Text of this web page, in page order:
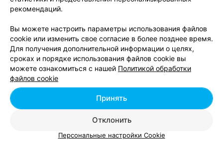
ДОМ КРАСОТЫ И ЗДОРОВЬЯ
Romanovsky house
Брест, ул. Васнецова, 62 до 20:00
рекомендаций.
Вы можете настроить параметры использования файлов
cookie или изменить свое согласие в более позднее время.
Для получения дополнительной информации о целях,
сроках и порядке использования файлов cookie вы
можете ознакомиться с нашей Политикой обработки
файлов cookie
Отклонить
Принять
Персональные настройки Cookie